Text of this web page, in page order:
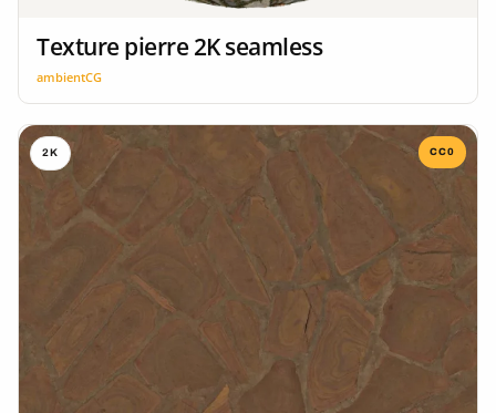
Texture pierre 2K seamless
ambientCG
2K CC0